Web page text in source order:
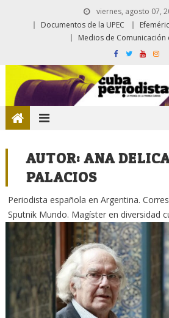
viernes, agosto 07,
Documentos de la UPEC
Medios de Comunicación
AUTOR:ANA
PALACIOS
Periodista española en Argentina.
Sputnik Mundo. Magíster en diversidad